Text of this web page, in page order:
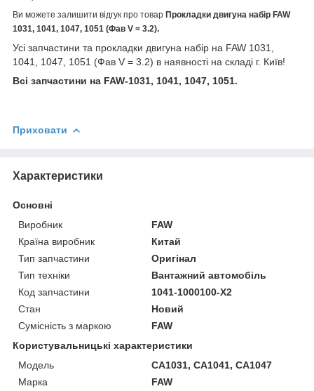
Ви можете залишити відгук про товар Прокладки двигуна набір FAW
1031, 1041, 1047, 1051 (Фав V = 3.2).
Усі запчастини та прокладки двигуна набір на FAW 1031,
1041, 1047, 1051 (Фав V = 3.2) в наявності на складі г. Київ!
Всі запчастини на FAW-1031, 1041, 1047, 1051.
Приховати
Характеристики
Основні
Виробник
FAW
Країна виробник
Китай
Тип запчастини
Оригінал
Тип техніки
Вантажний автомобіль
Код запчастини
1041-1000100-Х2
Стан
Новий
Сумісність з маркою
FAW
Користувальницькі характеристики
Модель
CA1031, CA1041, CA1047
Марка
FAW